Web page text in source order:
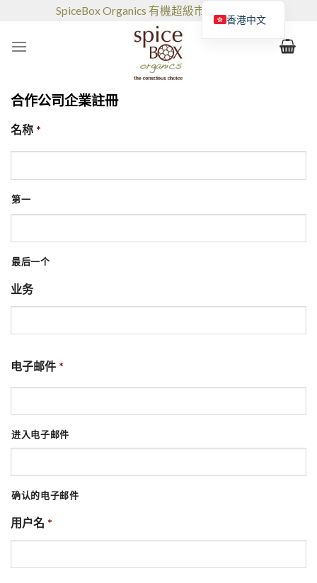
SpiceBox Organics 有機超級市場和咖啡館
合作公司企業註冊
名称 *
第一
最后一个
业务
电子邮件 *
进入电子邮件
确认的电子邮件
用户名 *
香港中文